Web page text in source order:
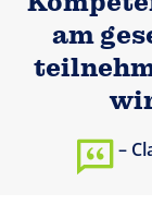
am
wir